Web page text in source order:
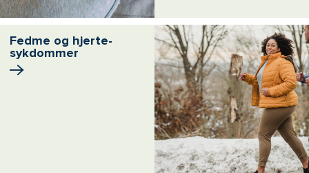
Fedme og hjerte­
sykdommer